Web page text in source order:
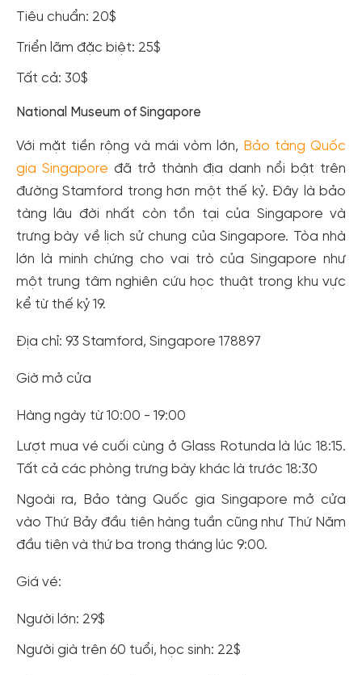
Tiêu chuẩn: 20$
Triển lãm đặc biệt: 25$
Tất cả: 30$
National Museum of Singapore
Với mặt tiền rộng và mái vòm lớn, Bảo tàng Quốc
gia Singapore đã trở thành địa danh nổi bật trên
đường Stamford trong hơn một thế kỷ. Đây là bảo
tàng lâu đời nhất còn tồn tại của Singapore và
trưng bày về lịch sử chung của Singapore. Tòa nhà
lớn là minh chứng cho vai trò của Singapore như
một trung tâm nghiên cứu học thuật trong khu vực
kể từ thế kỷ 19.
Địa chỉ: 93 Stamford, Singapore 178897
Giờ mở cửa
Hàng ngày từ 10:00 - 19:00
Lượt mua vé cuối cùng ở Glass Rotunda là lúc 18:15.
Tất cả các phòng trưng bày khác là trước 18:30
Ngoài ra, Bảo tàng Quốc gia Singapore mở cửa
vào Thứ Bảy đầu tiên hàng tuần cũng như Thứ Năm
đầu tiên và thứ ba trong tháng lúc 9:00.
Giá vé:
Người lớn: 29$
Người già trên 60 tuổi, học sinh: 22$